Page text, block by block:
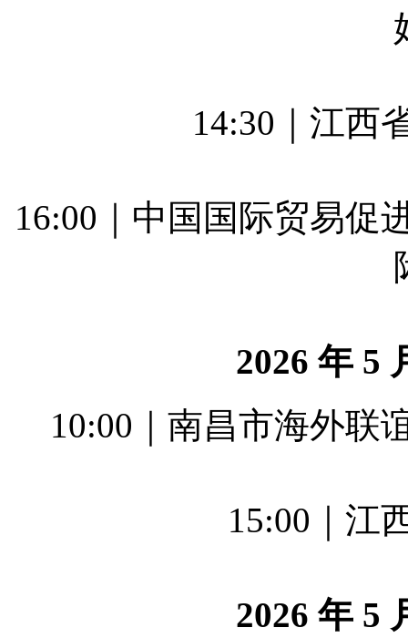
14:30｜江西
16:00｜中国国际贸易促
2026 年 5
10:00｜南昌市海外联
15:00｜江
2026 年 5